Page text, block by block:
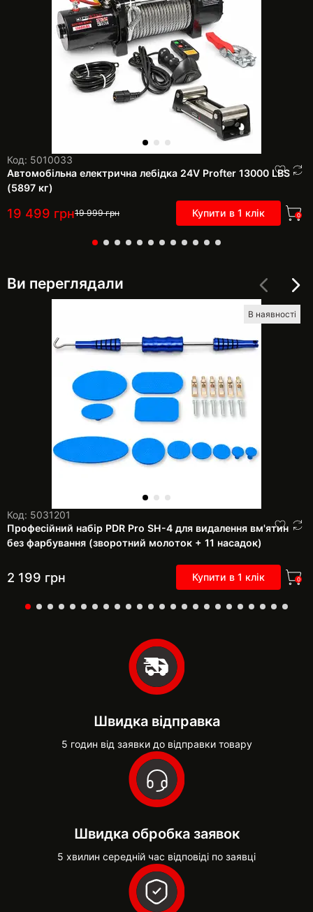
Код: 5010033
Автомобільна електрична лебідка 24V Profter 13000 LBS
(5897 кг)
19 499 грн19 999грн Купити в 1 клік 0
Ви переглядали
В наявності
Код: 5031201
Професійний набір PDR Pro SH-4 для видалення вм'ятин
без фарбування (зворотний молоток + 11 насадок)
2 199 грн Купити в 1 клік 0
Швидка відправка
5 годин від заявки до відправки товару
Швидка обробка заявок
5 хвилин середній час відповіді по заявці